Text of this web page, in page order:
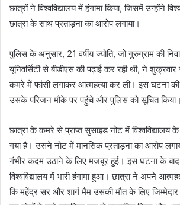
छात्रों ने विश्वविद्यालय में हंगामा किया, जिसमें उन्होंने
छात्रा के साथ प्रताड़ना का आरोप लगाया।
पुलिस के अनुसार, 21 वर्षीय ज्योति, जो गुरुग्राम की
यूनिवर्सिटी से बीडीएस की पढ़ाई कर रही थी, ने
कमरे में फांसी लगाकर आत्महत्या कर ली। इस घटना की
उसके परिजन मौके पर पहुंचे और पुलिस को सूचित किया।
छात्रा के कमरे से प्राप्त सुसाइड नोट में विश्वविद्यालय के
गया है। उसने नोट में मानसिक प्रताड़ना का आरोप
गंभीर कदम उठाने के लिए मजबूर हुई। इस घटना के बाद
विश्वविद्यालय में भारी हंगामा हुआ। छात्रा ने अपने
कि महेंद्र सर और शार्ग मैम उसकी मौत के लिए